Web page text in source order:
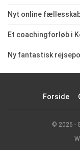
Nyt online
Et coachingforløb i
Ny fantastisk
Forside
© 2026 -